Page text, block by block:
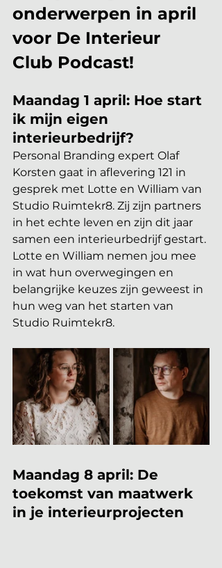
onderwerpen in april
voor De Interieur
Club Podcast!
Maandag 1 april: Hoe start
ik mijn eigen
interieurbedrijf?
Personal Branding expert Olaf
Korsten gaat in aflevering 121 in
gesprek met Lotte en William van
Studio Ruimtekr8. Zij zijn partners
in het echte leven en zijn dit jaar
samen een interieurbedrijf gestart.
Lotte en William nemen jou mee
in wat hun overwegingen en
belangrijke keuzes zijn geweest in
hun weg van het starten van
Studio Ruimtekr8.
Maandag 8 april: De
toekomst van maatwerk
in je interieurprojecten